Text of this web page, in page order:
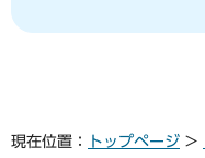
現在位置： トップページ >